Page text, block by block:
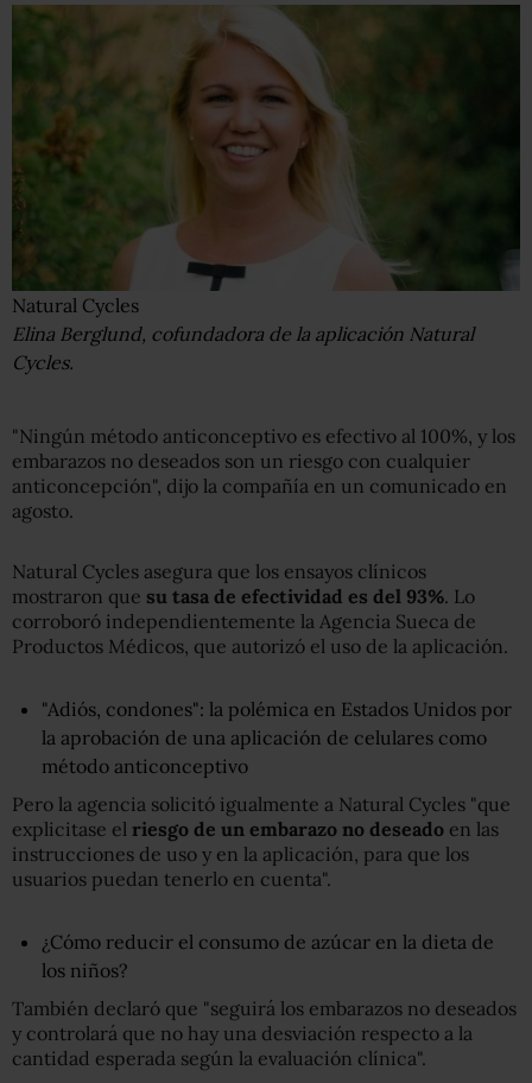
Natural Cycles
Elina Berglund, cofundadora de la aplicación Natural
Cycles.
"Ningún método anticonceptivo es efectivo al 100%, y los
embarazos no deseados son un riesgo con cualquier
anticoncepción", dijo la compañía en un comunicado en
agosto.
Natural Cycles asegura que los ensayos clínicos
mostraron que su tasa de efectividad es del 93%. Lo
corroboró independientemente la Agencia Sueca de
Productos Médicos, que autorizó el uso de la aplicación.
"Adiós, condones": la polémica en Estados Unidos por
la aprobación de una aplicación de celulares como
método anticonceptivo
Pero la agencia solicitó igualmente a Natural Cycles "que
explicitase el riesgo de un embarazo no deseado en las
instrucciones de uso y en la aplicación, para que los
usuarios puedan tenerlo en cuenta".
¿Cómo reducir el consumo de azúcar en la dieta de
los niños?
También declaró que "seguirá los embarazos no deseados
y controlará que no hay una desviación respecto a la
cantidad esperada según la evaluación clínica".